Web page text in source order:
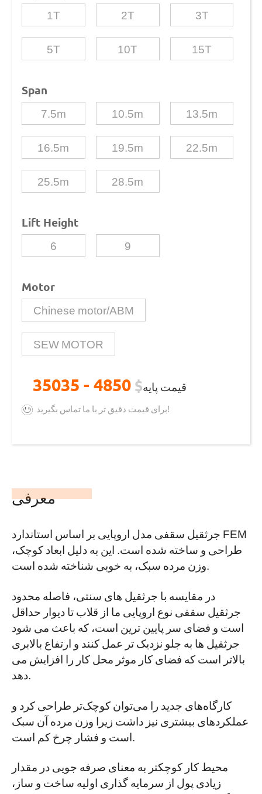
1T 2T 3T
5T 10T 15T
Span
7.5m 10.5m 13.5m
16.5m 19.5m 22.5m
25.5m 28.5m
Lift Height
6 9
Motor
Chinese motor/ABM
SEW MOTOR
قیمت پایه$
4850 - 35035
برای قیمت دقیق تر با ما تماس بگیرید!
معرفی
جرثقیل سقفی مدل اروپایی بر اساس استاندارد FEM
طراحی و ساخته شده است. این به دلیل ابعاد کوچک،
در مقایسه با جرثقیل های سنتی، فاصله محدود
جرثقیل سقفی نوع اروپایی ما از قلاب تا دیوار حداقل
است و فضای سر پایین ترین است، که باعث می شود
جرثقیل ها به جلو نزدیک تر عمل کنند و ارتفاع بالابری
بالاتر است که فضای کار موثر محل کار را افزایش می
دهد.
کارگاه‌های جدید را می‌توان کوچک‌تر طراحی کرد و
عملکردهای بیشتری نیز داشت زیرا وزن مرده آن سبک
محیط کار کوچکتر به معنای صرفه جویی در مقدار
زیادی پول از سرمایه گذاری اولیه ساخت و ساز،